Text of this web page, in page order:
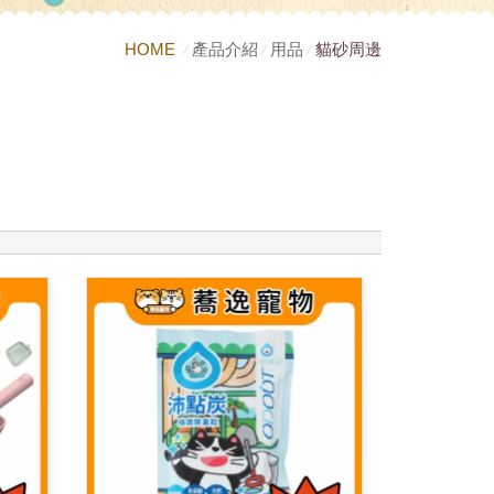
HOME 產品介紹 用品 貓砂周邊